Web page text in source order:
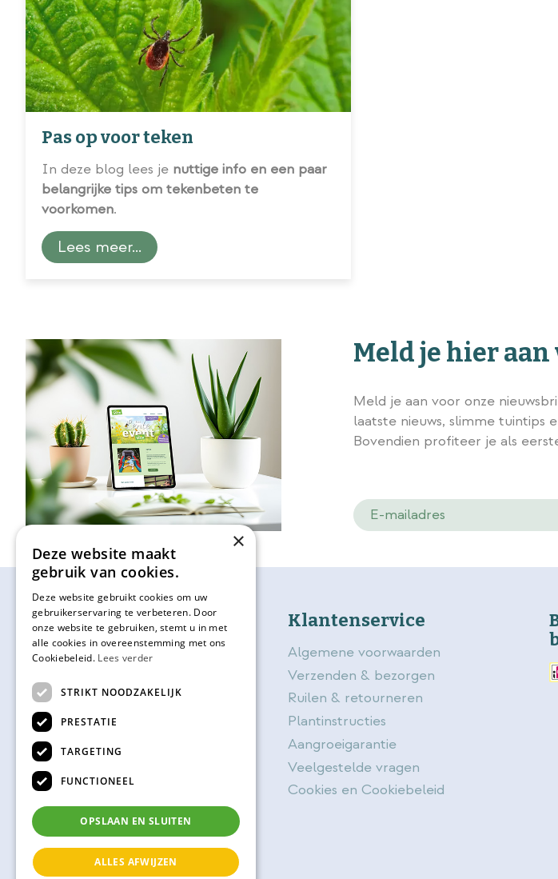
Pas op voor teken
In deze blog lees je nuttige info en een paar
belangrijke tips om tekenbeten te
voorkomen.
Lees meer...
Meld je hier
Meld je aan voor onze
laatste nieuws, slimme tuintips
Bovendien profiteer je als
bijSTOX
Over bijSTOX
Contact
Openingstijden
Vacatures
BijSTOX kadokaart
Planttips
Magazine
Activiteiten
Klantenservice
Algemene voorwaarden
Verzenden & bezorgen
Ruilen & retourneren
Plantinstructies
Aangroeigarantie
Veelgestelde vragen
Cookies en Cookiebeleid
×
Deze website maakt
gebruik van cookies.
Deze website gebruikt cookies om uw
gebruikerservaring te verbeteren. Door
onze website te gebruiken, stemt u in met
alle cookies in overeenstemming met ons
Cookiebeleid. Lees verder
STRIKT NOODZAKELIJK
PRESTATIE
TARGETING
FUNCTIONEEL
OPSLAAN EN SLUITEN
ALLES AFWIJZEN